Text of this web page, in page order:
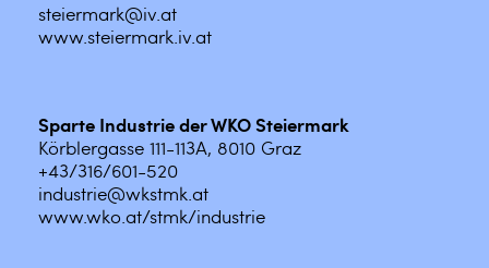
steiermark@iv.at
www.steiermark.iv.at
Sparte Industrie der WKO Steiermark
Körblergasse 111-113A, 8010 Graz
+43/316/601-520
industrie@wkstmk.at
www.wko.at/stmk/industrie